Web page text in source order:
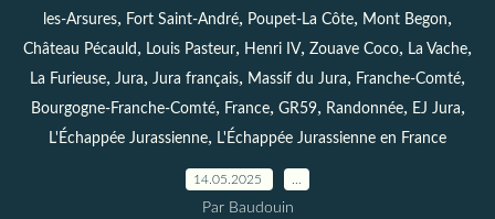
les-Arsures, Fort Saint-André, Poupet-La Côte, Mont Begon,
Château Pécauld , Louis Pasteur, Henri IV, Zouave Coco, La Vache,
La Furieuse, Jura, Jura français, Massif du Jura, Franche-Comté,
Bourgogne-Franche-Comté, France, GR59, Randonnée, EJ Jura,
L'Échappée Jurassienne, L'Échappée Jurassienne en France
14.05.2025
Par Baudouin